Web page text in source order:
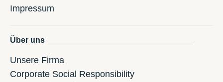
Impressum
Über uns
Unsere Firma
Corporate Social Responsibility